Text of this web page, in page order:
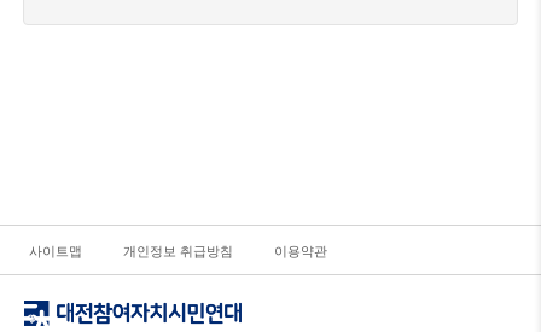
사이트맵 개인정보 취급방침 이용약관